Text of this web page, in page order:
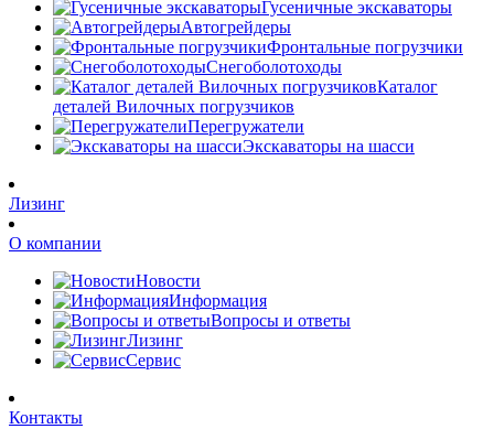
Гусеничные экскаваторы
Автогрейдеры
Фронтальные погрузчики
Снегоболотоходы
Каталог
деталей Вилочных погрузчиков
Перегружатели
Экскаваторы на шасси
Лизинг
О компании
Новости
Информация
Вопросы и ответы
Лизинг
Сервис
Контакты